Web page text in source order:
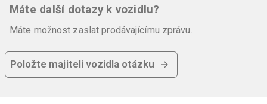
Máte další dotazy k vozidlu?
Máte možnost zaslat prodávajícímu zprávu.
Položte majiteli vozidla otázku